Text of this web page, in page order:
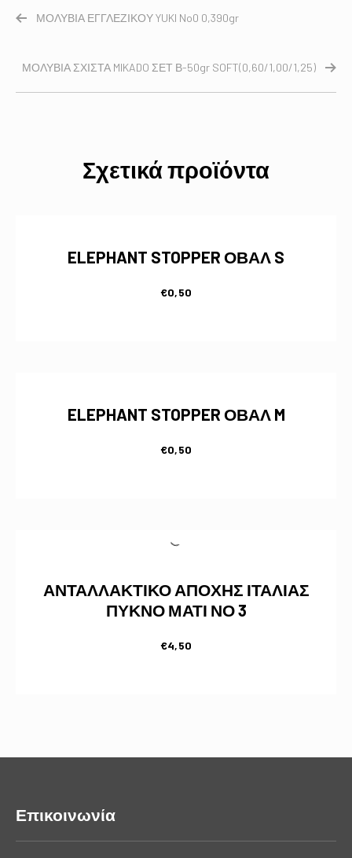
ΜΟΛΥΒΙΑ ΕΓΓΛΕΖΙΚΟΥ YUKI No0 0,390gr
ΜΟΛΥΒΙΑ ΣΧΙΣΤΑ MIKADO ΣΕΤ Β-50gr SOFT(0,60/1,00/1,25)
Σχετικά προϊόντα
ELEPHANT STOPPER ΟΒΑΛ S
€0,50
ELEPHANT STOPPER ΟΒΑΛ M
€0,50
ΑΝΤΑΛΛΑΚΤΙΚΟ ΑΠΟΧΗΣ ΙΤΑΛΙΑΣ
ΠΥΚΝΟ ΜΑΤΙ ΝΟ 3
€4,50
Επικοινωνία